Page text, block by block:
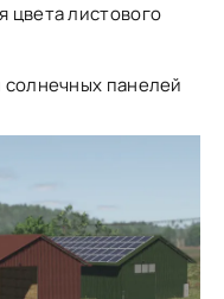
цвета листового
панелей